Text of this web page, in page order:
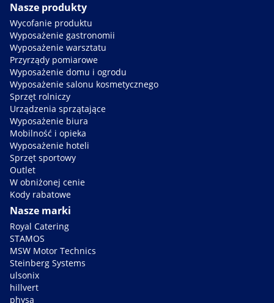
Nasze produkty
Wycofanie produktu
Wyposażenie gastronomii
Wyposażenie warsztatu
Przyrządy pomiarowe
Wyposażenie domu i ogrodu
Wyposażenie salonu kosmetycznego
Sprzęt rolniczy
Urządzenia sprzątające
Wyposażenie biura
Mobilność i opieka
Wyposażenie hoteli
Sprzęt sportowy
Outlet
W obniżonej cenie
Kody rabatowe
Nasze marki
Royal Catering
STAMOS
MSW Motor Technics
Steinberg Systems
ulsonix
hillvert
physa